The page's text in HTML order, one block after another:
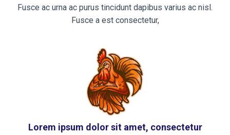
Fusce ac urna ac purus tincidunt dapibus varius ac nisl.
Fusce a est consectetur,
Lorem ipsum dolor sit amet, consectetur